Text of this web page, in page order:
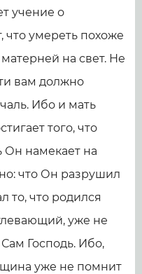
учение о
что умереть похоже
на свет. Не
вам должно
Ибо и мать
того, что
Он намекает на
что Он разрушил
то, что родился
уже не
Господь. Ибо,
уже не помнит